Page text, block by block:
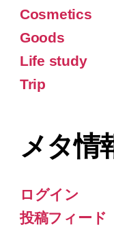
Cosmetics
Goods
Life study
Trip
メタ情
ログイン
投稿フィード